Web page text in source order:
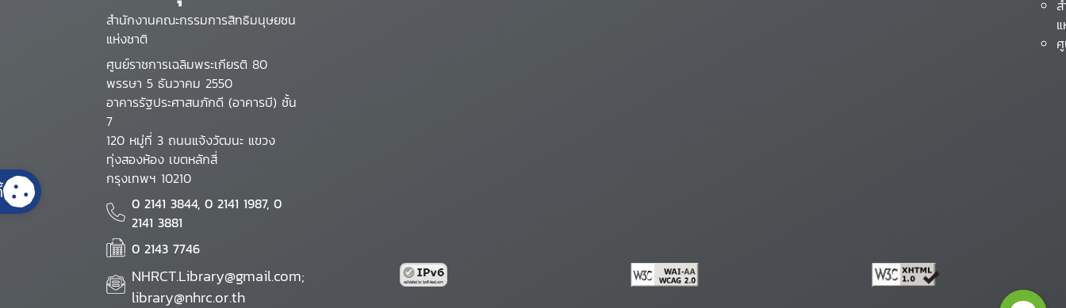
สำนักงานคณะกรรมการสิทธิมนุษยชน
แห่งชาติ
ศูนย์ราชการเฉลิมพระเกียรติ 80
พรรษา 5 ธันวาคม 2550
อาคารรัฐประศาสนภักดี (อาคารบี) ชั้น
7
120 หมู่ที่ 3 ถนนแจ้งวัฒนะ แขวง
ทุ่งสองห้อง เขตหลักสี่
กรุงเทพฯ 10210
0 2141 3844, 0 2141 1987, 0
2141 3881
0 2143 7746
NHRCT.Library@gmail.com;
library@nhrc.or.th